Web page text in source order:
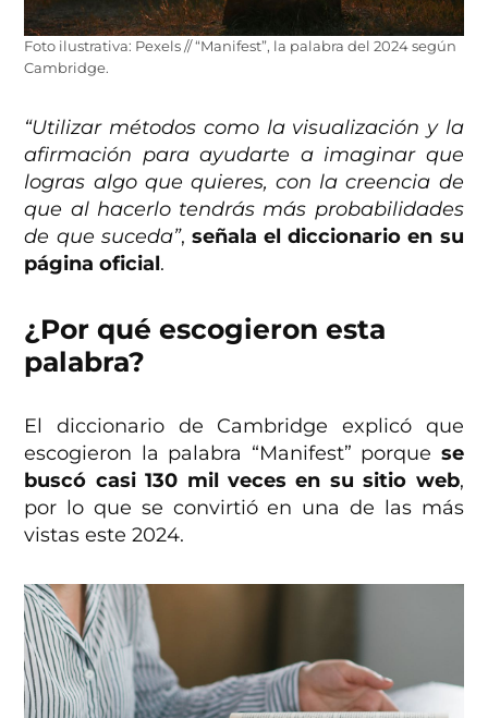
Foto ilustrativa: Pexels // “Manifest”, la palabra del 2024 según
Cambridge.
“Utilizar métodos como la visualización y la
afirmación para ayudarte a imaginar que
logras algo que quieres, con la creencia de
que al hacerlo tendrás más probabilidades
de que suceda”, señala el diccionario en su
página oficial.
¿Por qué escogieron esta
palabra?
El diccionario de Cambridge explicó que
escogieron la palabra “Manifest” porque se
buscó casi 130 mil veces en su sitio web,
por lo que se convirtió en una de las más
vistas este 2024.